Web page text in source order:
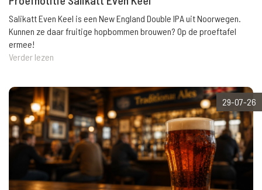
Salikatt Even Keel is een New England Double IPA uit Noorwegen.
Kunnen ze daar fruitige hopbommen brouwen? Op de proeftafel
ermee!
Verder lezen
29-07-26